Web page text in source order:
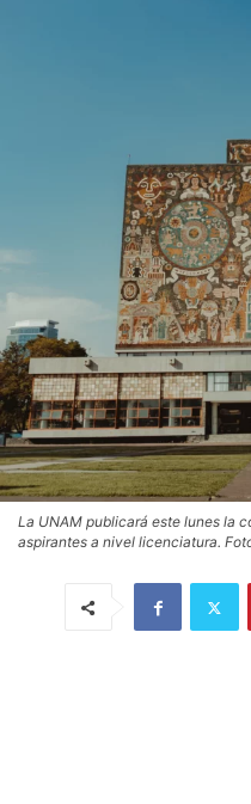
La UNAM publicará este lunes la
aspirantes a nivel licenciatura.